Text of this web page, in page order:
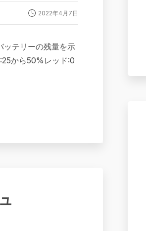
2022年4月7日
ッテリーの残量を示
から50%レッド:0